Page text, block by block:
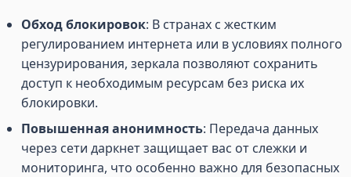
Обход блокировок: В странах с жестким
регулированием интернета или в условиях полного
цензурирования, зеркала позволяют сохранить
доступ к необходимым ресурсам без риска их
блокировки.
Повышенная анонимность: Передача данных
через сети даркнет защищает вас от слежки и
мониторинга, что особенно важно для безопасных